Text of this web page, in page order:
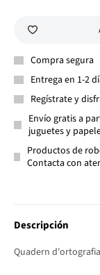
Compra segura
Entrega en 1-2
Regístrate y
Envío gratis a
juguetes y
Productos de
Contacta con
Descripción
Quadern